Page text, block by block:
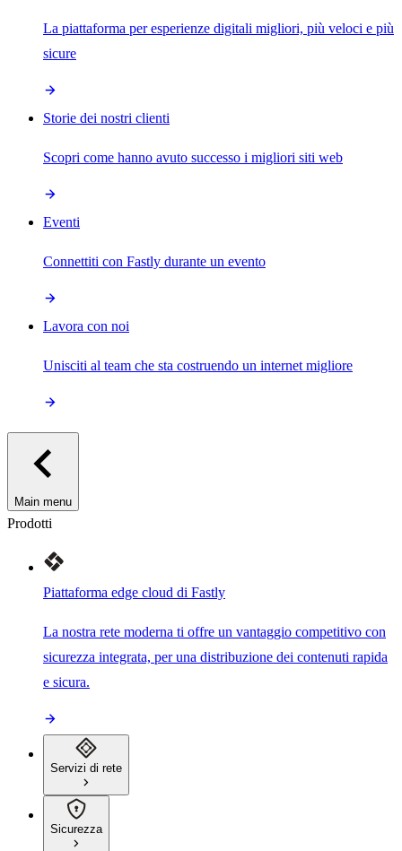
La piattaforma per esperienze digitali migliori, più veloci e più
sicure
Storie dei nostri clienti
Scopri come hanno avuto successo i migliori siti web
Eventi
Connettiti con Fastly durante un evento
Lavora con noi
Unisciti al team che sta costruendo un internet migliore
Main menu
Prodotti
Piattaforma edge cloud di Fastly
La nostra rete moderna ti offre un vantaggio competitivo con
sicurezza integrata, per una distribuzione dei contenuti rapida
e sicura.
Servizi di rete
Sicurezza